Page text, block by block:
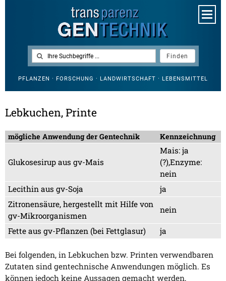
PFLANZEN · FORSCHUNG · LANDWIRTSCHAFT · LEBENSMITTEL
Lebkuchen, Printe
mögliche Anwendung der Gentechnik Kennzeichnung
Glukosesirup aus gv-Mais
Mais: ja
(?),Enzyme:
nein
Lecithin aus gv-Soja
ja
Zitronensäure, hergestellt mit Hilfe von
gv-Mikroorganismen
nein
Fette aus gv-Pflanzen (bei Fettglasur) ja
Bei folgenden, in Lebkuchen bzw. Printen verwendbaren
Zutaten sind gentechnische Anwendungen möglich. Es
können jedoch keine Aussagen gemacht werden,